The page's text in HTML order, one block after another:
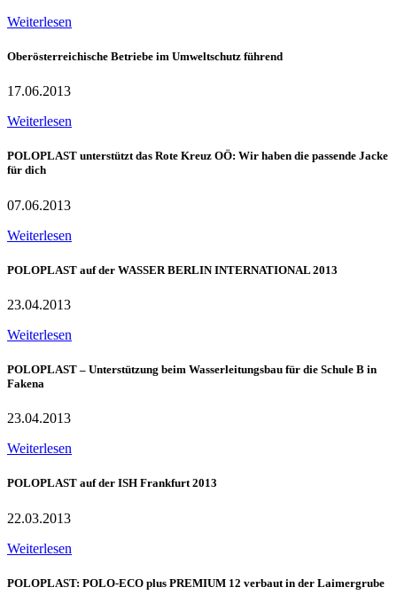
Weiterlesen
Oberösterreichische Betriebe im Umweltschutz führend
17.06.2013
Weiterlesen
POLOPLAST unterstützt das Rote Kreuz OÖ: Wir haben die passende Jacke
für dich
07.06.2013
Weiterlesen
POLOPLAST auf der WASSER BERLIN INTERNATIONAL 2013
23.04.2013
Weiterlesen
POLOPLAST – Unterstützung beim Wasserleitungsbau für die Schule B in
Fakena
23.04.2013
Weiterlesen
POLOPLAST auf der ISH Frankfurt 2013
22.03.2013
Weiterlesen
POLOPLAST: POLO-ECO plus PREMIUM 12 verbaut in der Laimergrube